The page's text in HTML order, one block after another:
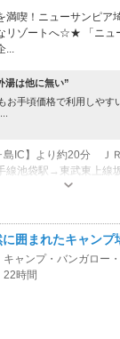
満喫！ニューサンピ
リゾートへ☆★ 「ニュ
湯は他に無い”
お手頃価格で利用しやす
ランチタイム／
温泉 梅の湯 9:00～
ルフ練習場 4月～10月
ール(夏期のみ) 10:00
●1400冊のマンガコー
に囲まれたキャンプ
キャンプ・バンガロー
22時間